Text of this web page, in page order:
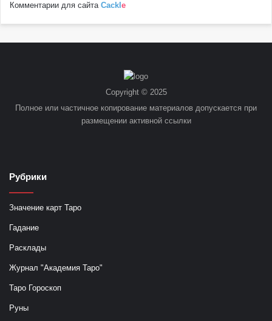
Комментарии для сайта Cackl e
Copyright © 2025
Полное или частичное копирование материалов допускается при
размещении активной ссылки
Рубрики
Значение карт Таро
Гадание
Расклады
Журнал "Академия Таро"
Таро Гороскоп
Руны